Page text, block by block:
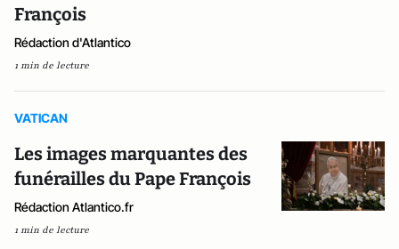
François
Rédaction d'Atlantico
1 min de lecture
VATICAN
Les images marquantes des
funérailles du Pape François
Rédaction Atlantico.fr
1 min de lecture